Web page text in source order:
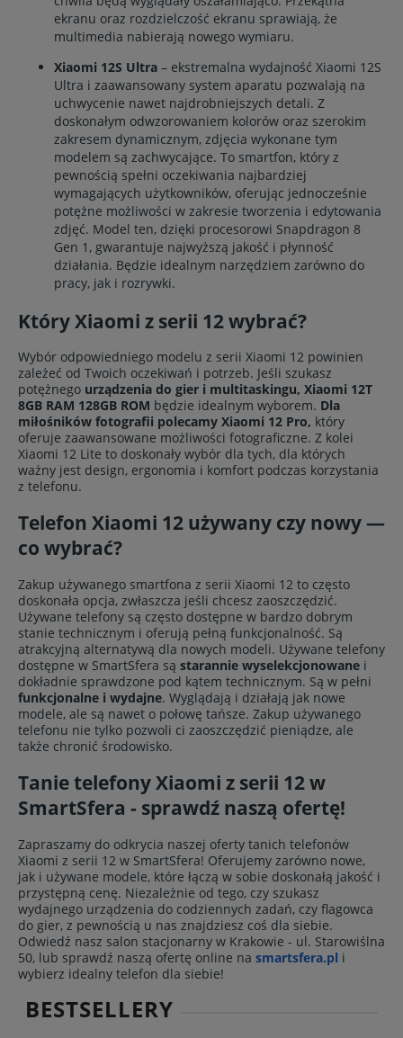
ekranu oraz rozdzielczość ekranu sprawiają, że
multimedia nabierają nowego wymiaru.
Xiaomi 12S Ultra – ekstremalna wydajność Xiaomi 12S
Ultra i zaawansowany system aparatu pozwalają na
uchwycenie nawet najdrobniejszych detali. Z
doskonałym odwzorowaniem kolorów oraz szerokim
zakresem dynamicznym, zdjęcia wykonane tym
modelem są zachwycające. To smartfon, który z
pewnością spełni oczekiwania najbardziej
wymagających użytkowników, oferując jednocześnie
potężne możliwości w zakresie tworzenia i edytowania
zdjęć. Model ten, dzięki procesorowi Snapdragon 8
Gen 1, gwarantuje najwyższą jakość i płynność
działania. Będzie idealnym narzędziem zarówno do
pracy, jak i rozrywki.
Który Xiaomi z serii 12 wybrać?
Wybór odpowiedniego modelu z serii Xiaomi 12 powinien
zależeć od Twoich oczekiwań i potrzeb. Jeśli szukasz
potężnego urządzenia do gier i multitaskingu, Xiaomi 12T
8GB RAM 128GB ROM będzie idealnym wyborem. Dla
miłośników fotografii polecamy Xiaomi 12 Pro, który
oferuje zaawansowane możliwości fotograficzne. Z kolei
Xiaomi 12 Lite to doskonały wybór dla tych, dla których
ważny jest design, ergonomia i komfort podczas korzystania
z telefonu.
Telefon Xiaomi 12 używany czy nowy —
co wybrać?
Zakup używanego smartfona z serii Xiaomi 12 to często
doskonała opcja, zwłaszcza jeśli chcesz zaoszczędzić.
Używane telefony są często dostępne w bardzo dobrym
stanie technicznym i oferują pełną funkcjonalność. Są
atrakcyjną alternatywą dla nowych modeli. Używane telefony
dostępne w SmartSfera są starannie wyselekcjonowane i
dokładnie sprawdzone pod kątem technicznym. Są w pełni
funkcjonalne i wydajne. Wyglądają i działają jak nowe
modele, ale są nawet o połowę tańsze. Zakup używanego
telefonu nie tylko pozwoli ci zaoszczędzić pieniądze, ale
także chronić środowisko.
Tanie telefony Xiaomi z serii 12 w
SmartSfera - sprawdź naszą ofertę!
Zapraszamy do odkrycia naszej oferty tanich telefonów
Xiaomi z serii 12 w SmartSfera! Oferujemy zarówno nowe,
jak i używane modele, które łączą w sobie doskonałą jakość i
przystępną cenę. Niezależnie od tego, czy szukasz
wydajnego urządzenia do codziennych zadań, czy flagowca
do gier, z pewnością u nas znajdziesz coś dla siebie.
Odwiedź nasz salon stacjonarny w Krakowie - ul. Starowiślna
50, lub sprawdź naszą ofertę online na smartsfera.pl i
wybierz idealny telefon dla siebie!
BESTSELLERY